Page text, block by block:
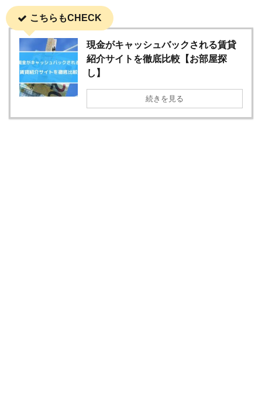
こちらもCHECK
現金がキャッシュバックされる賃貸
紹介サイトを徹底比較【お部屋探
し】
続きを見る